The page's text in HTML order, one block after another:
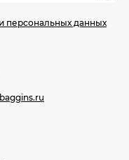
персональных данных